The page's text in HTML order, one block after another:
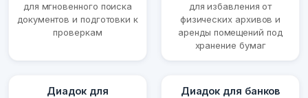
для мгновенного поиска
документов и подготовки к
проверкам
для избавления от
физических архивов и
аренды помещений под
хранение бумаг
Диадок для
Диадок для банков